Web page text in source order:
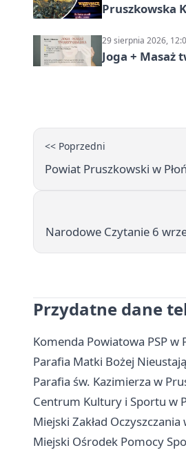
Pruszkowska
29 sierpnia 2026,
Joga + Masaż
<< Poprzedni
Powiat Pruszkowski w
Narodowe Czytanie 6
Przydatne dane
Komenda Powiatowa PSP
Parafia Matki Bożej
Parafia św. Kazimierza w
Centrum Kultury i Sportu w
Miejski Zakład
Miejski Ośrodek Pomocy